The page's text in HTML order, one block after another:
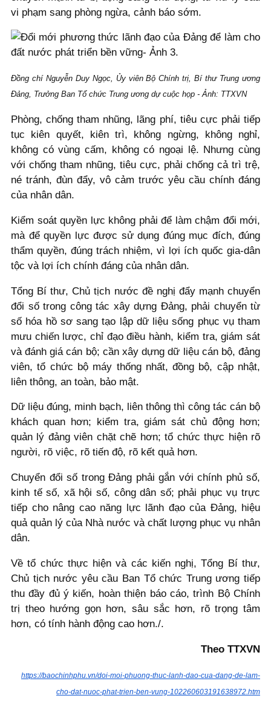
vi phạm sang phòng ngừa, cảnh báo sớm.
Đồng chí Nguyễn Duy Ngọc, Ủy viên Bộ Chính trị, Bí thư Trung ương
Đảng, Trưởng Ban Tổ chức Trung ương dự cuộc họp - Ảnh: TTXVN
Phòng, chống tham nhũng, lãng phí, tiêu cực phải tiếp
tục kiên quyết, kiên trì, không ngừng, không nghỉ,
không có vùng cấm, không có ngoại lệ. Nhưng cùng
với chống tham nhũng, tiêu cực, phải chống cả trì trệ,
né tránh, đùn đẩy, vô cảm trước yêu cầu chính đáng
của nhân dân.
Kiểm soát quyền lực không phải để làm chậm đổi mới,
mà để quyền lực được sử dụng đúng mục đích, đúng
thẩm quyền, đúng trách nhiệm, vì lợi ích quốc gia-dân
tộc và lợi ích chính đáng của nhân dân.
Tổng Bí thư, Chủ tịch nước đề nghị đẩy mạnh chuyển
đổi số trong công tác xây dựng Đảng, phải chuyển từ
số hóa hồ sơ sang tạo lập dữ liệu sống phục vụ tham
mưu chiến lược, chỉ đạo điều hành, kiểm tra, giám sát
và đánh giá cán bộ; cần xây dựng dữ liệu cán bộ, đảng
viên, tổ chức bộ máy thống nhất, đồng bộ, cập nhật,
liên thông, an toàn, bảo mật.
Dữ liệu đúng, minh bạch, liên thông thì công tác cán bộ
khách quan hơn; kiểm tra, giám sát chủ động hơn;
quản lý đảng viên chặt chẽ hơn; tổ chức thực hiện rõ
người, rõ việc, rõ tiến độ, rõ kết quả hơn.
Chuyển đổi số trong Đảng phải gắn với chính phủ số,
kinh tế số, xã hội số, công dân số; phải phục vụ trực
tiếp cho nâng cao năng lực lãnh đạo của Đảng, hiệu
quả quản lý của Nhà nước và chất lượng phục vụ nhân
dân.
Về tổ chức thực hiện và các kiến nghị, Tổng Bí thư,
Chủ tịch nước yêu cầu Ban Tổ chức Trung ương tiếp
thu đầy đủ ý kiến, hoàn thiện báo cáo, trình Bộ Chính
trị theo hướng gọn hơn, sâu sắc hơn, rõ trọng tâm
hơn, có tính hành động cao hơn./.
Theo TTXVN
https://baochinhphu.vn/doi-moi-phuong-thuc-lanh-dao-cua-dang-de-lam-
cho-dat-nuoc-phat-trien-ben-vung-102260603191638972.htm